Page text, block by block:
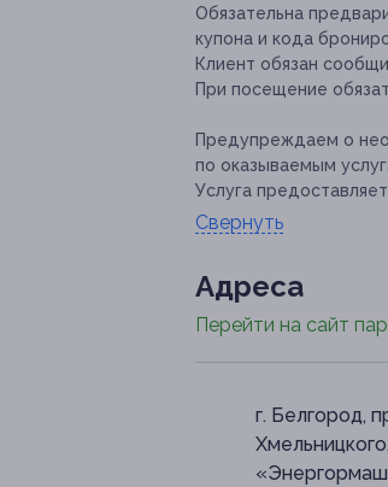
Обязательна
купона и кода
Клиент обязан
При посещение
Предупреждаем о
по оказываемым
Услуга
Свернуть
Адресa
Перейти на сайт
г. Белгород,